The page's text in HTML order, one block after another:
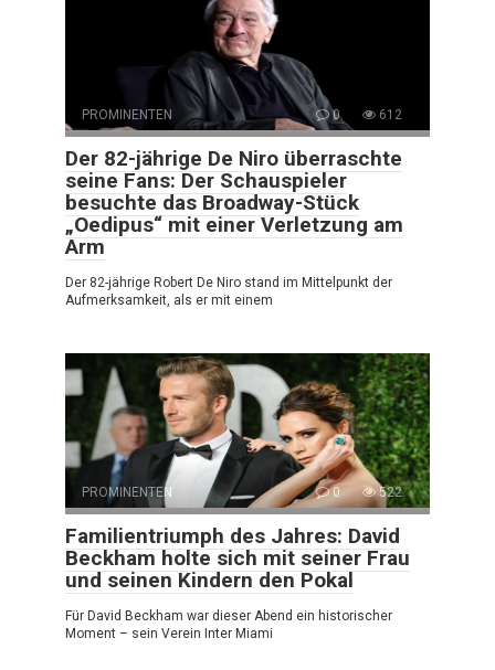
PROMINENTEN 0 612
Der 82-jährige De Niro überraschte
seine Fans: Der Schauspieler
besuchte das Broadway-Stück
„Oedipus“ mit einer Verletzung am
Arm
Der 82-jährige Robert De Niro stand im Mittelpunkt der
Aufmerksamkeit, als er mit einem
PROMINENTEN 0 522
Familientriumph des Jahres: David
Beckham holte sich mit seiner Frau
und seinen Kindern den Pokal
Für David Beckham war dieser Abend ein historischer
Moment – sein Verein Inter Miami